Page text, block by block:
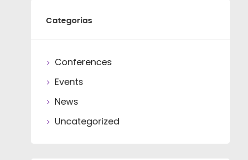
Categorias
Conferences
Events
News
Uncategorized